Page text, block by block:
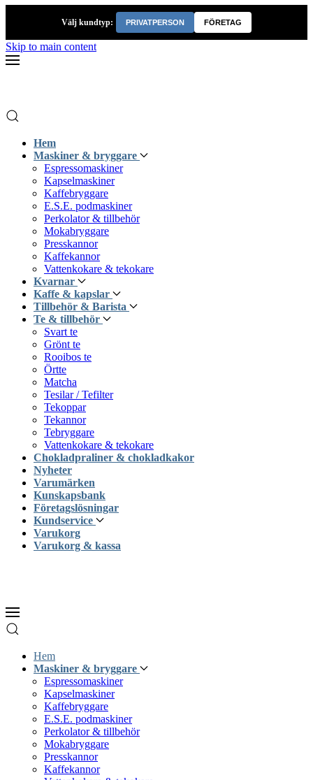
Välj kundtyp: PRIVATPERSON FÖRETAG
Skip to main content
Hem
Maskiner & bryggare
Espressomaskiner
Kapselmaskiner
Kaffebryggare
E.S.E. podmaskiner
Perkolator & tillbehör
Mokabryggare
Presskannor
Kaffekannor
Vattenkokare & tekokare
Kvarnar
Kaffe & kapslar
Tillbehör & Barista
Te & tillbehör
Svart te
Grönt te
Rooibos te
Örtte
Matcha
Tesilar / Tefilter
Tekoppar
Tekannor
Tebryggare
Vattenkokare & tekokare
Chokladpraliner & chokladkakor
Nyheter
Varumärken
Kunskapsbank
Företagslösningar
Kundservice
Varukorg
Varukorg & kassa
Hem
Maskiner & bryggare
Espressomaskiner
Kapselmaskiner
Kaffebryggare
E.S.E. podmaskiner
Perkolator & tillbehör
Mokabryggare
Presskannor
Kaffekannor